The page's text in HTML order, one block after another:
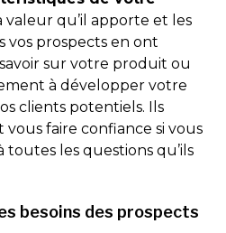
valeur qu’il apporte et les
vos prospects en ont
sur votre produit ou
à développer votre
clients potentiels. Ils
faire confiance si vous
les questions qu’ils
besoins des prospects